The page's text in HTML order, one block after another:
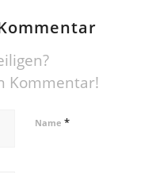
Kommentar!
Name *